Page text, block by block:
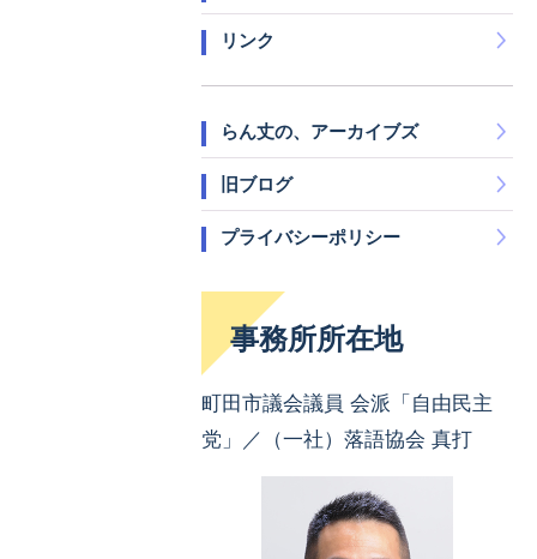
リンク
らん丈の、アーカイブズ
旧ブログ
プライバシーポリシー
事務所所在地
町田市議会議員 会派「自由民主
党」／（一社）落語協会 真打